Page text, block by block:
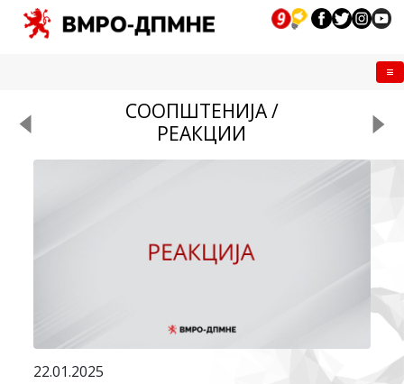
СООПШТЕНИЈА /
РЕАКЦИИ
22.01.2025